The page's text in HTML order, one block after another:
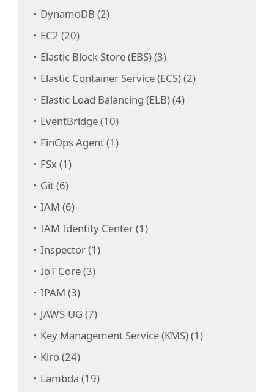
DynamoDB (2)
EC2 (20)
Elastic Block Store (EBS) (3)
Elastic Container Service (ECS) (2)
Elastic Load Balancing (ELB) (4)
EventBridge (10)
FinOps Agent (1)
FSx (1)
Git (6)
IAM (6)
IAM Identity Center (1)
Inspector (1)
IoT Core (3)
IPAM (3)
JAWS-UG (7)
Key Management Service (KMS) (1)
Kiro (24)
Lambda (19)